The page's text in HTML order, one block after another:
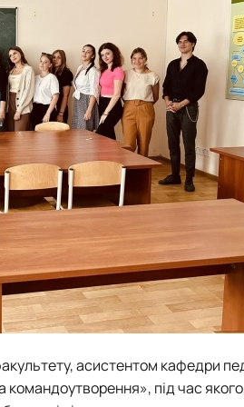
асистентом кафедри
командоутворення», під час